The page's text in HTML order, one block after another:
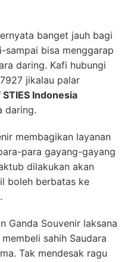
banget jauh bagi
sampai bisa menggarap
daring. Kafi hubungi
jikalau palar
Indonesia
daring.
membagikan layanan
para gayang-gayang
dilakukan akan
boleh berbatas ke
Ganda Souvenir laksana
sahih Saudara
Tak mendesak ragu